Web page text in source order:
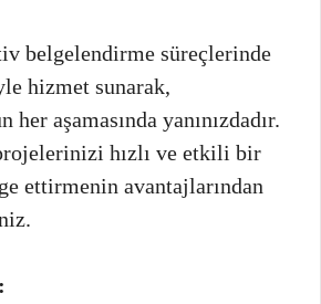
belgelendirme süreçlerinde
hizmet sunarak,
her aşamasında yanınızdadır.
hızlı ve etkili bir
ettirmenin avantajlarından